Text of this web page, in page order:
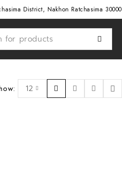
District, Nakhon Ratchasima 30000
12